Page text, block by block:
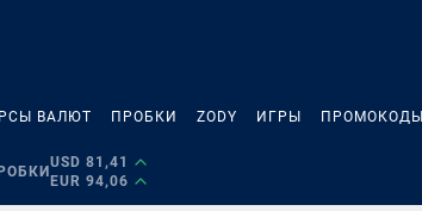
ВАЛЮТ ПРОБКИ ZODY ИГРЫ ПРОМОКОДЫ
USD 81,41
EUR 94,06